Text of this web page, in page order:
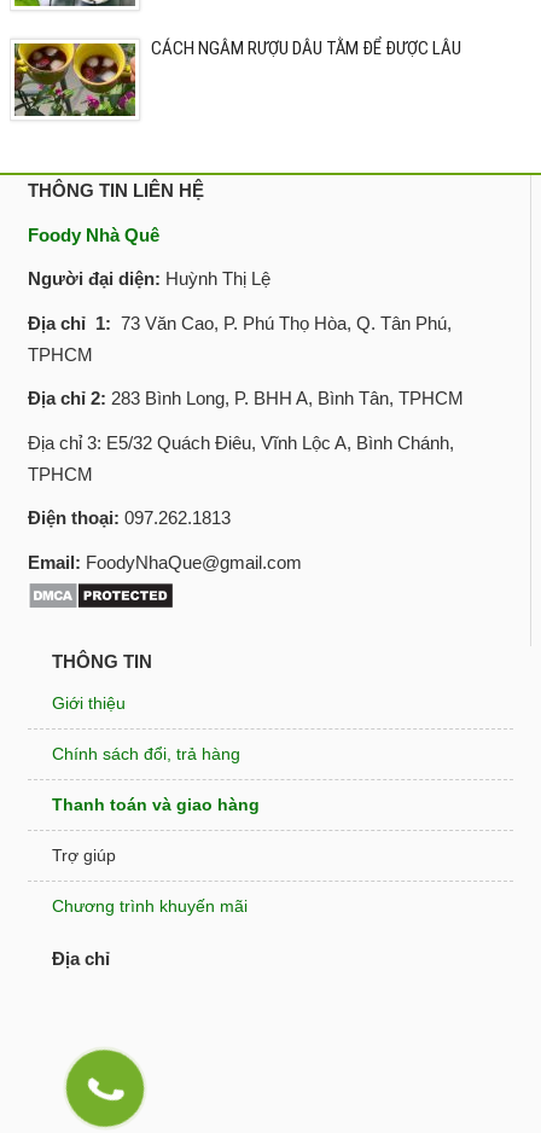
CÁCH NGÂM RƯỢU DÂU TẰM ĐỂ ĐƯỢC LÂU
THÔNG TIN LIÊN HỆ
Foody Nhà Quê
Người đại diện: Huỳnh Thị Lệ
Địa chỉ 1: 73 Văn Cao, P. Phú Thọ Hòa, Q. Tân Phú,
TPHCM
Địa chỉ 2: 283 Bình Long, P. BHH A, Bình Tân, TPHCM
Địa chỉ 3: E5/32 Quách Điêu, Vĩnh Lộc A, Bình Chánh,
TPHCM
Điện thoại: 097.262.1813
Email: FoodyNhaQue@gmail.com
THÔNG TIN
Giới thiệu
Chính sách đổi, trả hàng
Thanh toán và giao hàng
Trợ giúp
Chương trình khuyến mãi
Địa chỉ